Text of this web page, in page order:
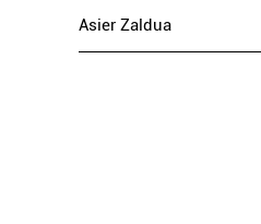
Asier Zaldua